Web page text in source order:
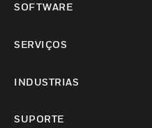
SOFTWARE
SERVIÇOS
INDUSTRIAS
SUPORTE